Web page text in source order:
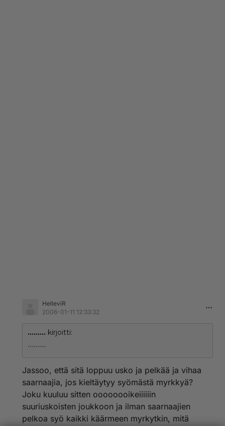
HelleviR
2006-01-11 12:33:32
......... kirjoitti:
.........
Jassoo, että sitä loppuu usko ja pelkää ja vihaa
saarnaajia, jos kieltäytyy syömästä myrkkyä?
Joku kuuluu sitten oooooooikeiiiiiin
suuriuskoisten joukkoon ja ilman saarnaajien
pelkoa syö kaikki käärmeen myrkytkin, mitä